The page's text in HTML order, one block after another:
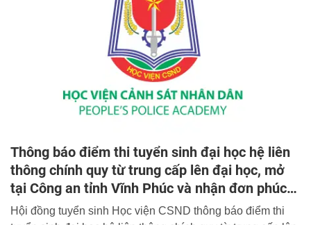
Thông báo điểm thi tuyển sinh đại học hệ liên
thông chính quy từ trung cấp lên đại học, mở
tại Công an tỉnh Vĩnh Phúc và nhận đơn phúc
khảo
Hội đồng tuyển sinh Học viện CSND thông báo điểm thi